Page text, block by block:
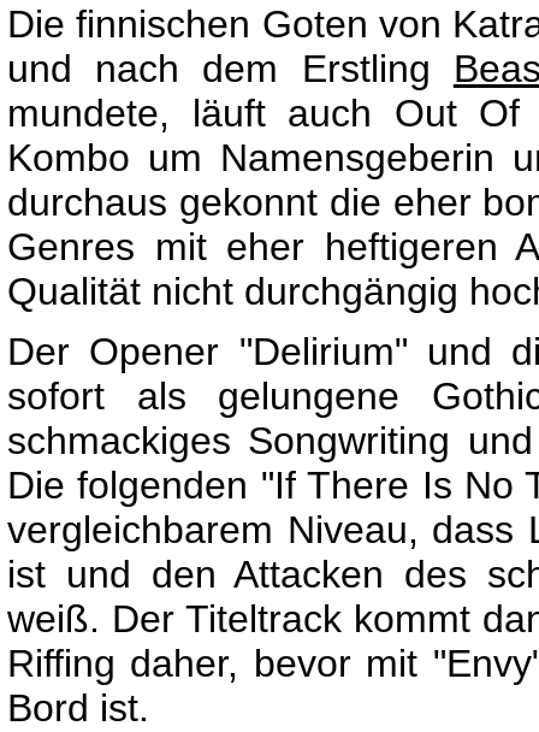
Die finnischen Goten von
und nach dem Erstling
mundete, läuft auch Out
Kombo um Namensgeberin
durchaus gekonnt die eher
Genres mit eher heftigeren
Qualität nicht durchgängig
Der Opener "Delirium" und
sofort als gelungene
schmackiges Songwriting
Die folgenden "If There Is No
vergleichbarem Niveau,
ist und den Attacken des
weiß. Der Titeltrack kommt
Riffing daher, bevor mit
Bord ist.